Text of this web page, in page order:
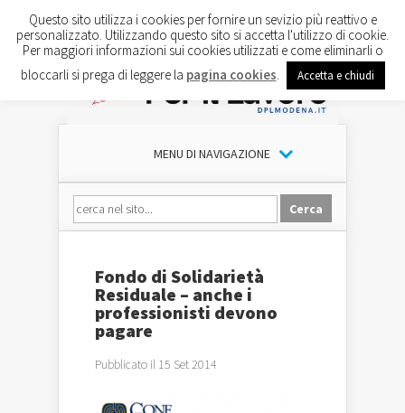
MENU DI NAVIGAZIONE
Fondo di Solidarietà
Residuale – anche i
professionisti devono
pagare
Pubblicato il 15 Set 2014
Questo sito utilizza i cookies per fornire un sevizio più reattivo e
personalizzato. Utilizzando questo sito si accetta l'utilizzo di cookie.
Per maggiori informazioni sui cookies utilizzati e come eliminarli o
bloccarli si prega di leggere la pagina cookies Accetta e chiudi